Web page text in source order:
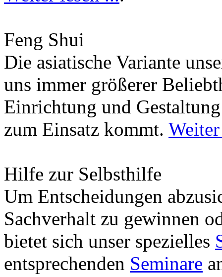
Feng Shui
Die asiatische Variante
uns immer größerer
Einrichtung und
zum Einsatz kommt.
Hilfe zur Selbsthilfe
Um Entscheidungen
Sachverhalt zu gewinnen
bietet sich unser spezielles
entsprechenden Seminare